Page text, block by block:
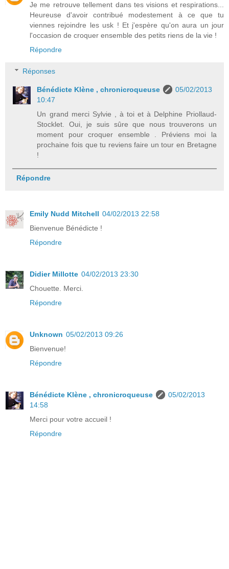
Je me retrouve tellement dans tes visions et respirations...
Heureuse d'avoir contribué modestement à ce que tu
viennes rejoindre les usk ! Et j'espère qu'on aura un jour
l'occasion de croquer ensemble des petits riens de la vie !
Répondre
Réponses
Bénédicte Klène , chronicroqueuse
05/02/2013
10:47
Un grand merci Sylvie , à toi et à Delphine Priollaud-
Stocklet. Oui, je suis sûre que nous trouverons un
moment pour croquer ensemble . Préviens moi la
prochaine fois que tu reviens faire un tour en Bretagne
!
Répondre
Emily Nudd Mitchell 04/02/2013 22:58
Bienvenue Bénédicte !
Répondre
Didier Millotte 04/02/2013 23:30
Chouette. Merci.
Répondre
Unknown 05/02/2013 09:26
Bienvenue!
Répondre
Bénédicte Klène , chronicroqueuse
05/02/2013
14:58
Merci pour votre accueil !
Répondre